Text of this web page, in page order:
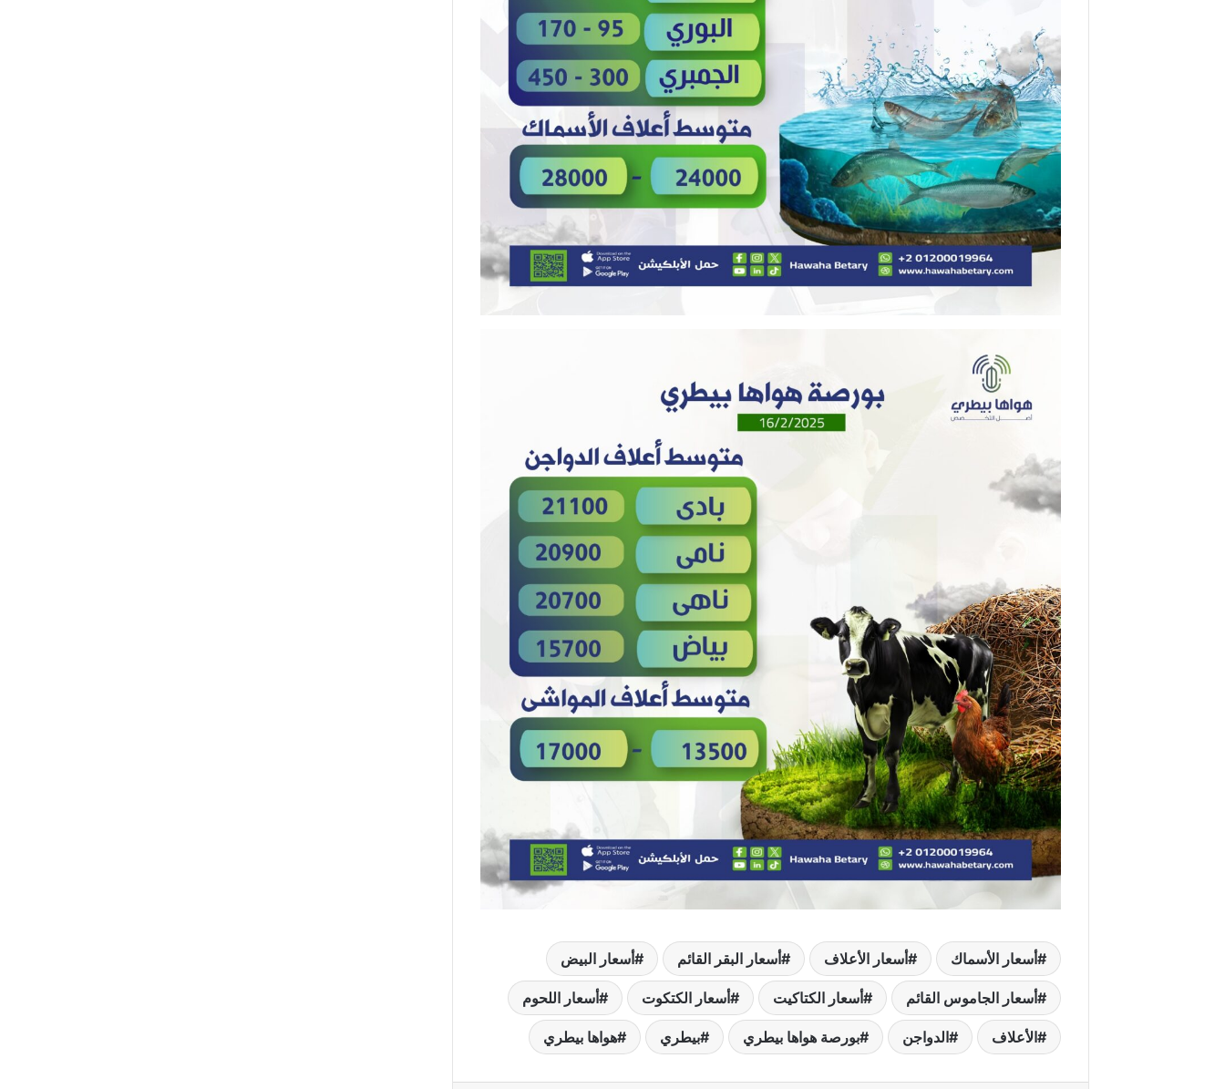
أسعار الأسماك أسعار الأعلاف أسعار البقر القائم أسعار البيض
أسعار الجاموس القائم أسعار الكتاكيت أسعار الكتكوت أسعار اللحوم
الأعلاف الدواجن بورصة هواها بيطري بيطري هواها بيطري